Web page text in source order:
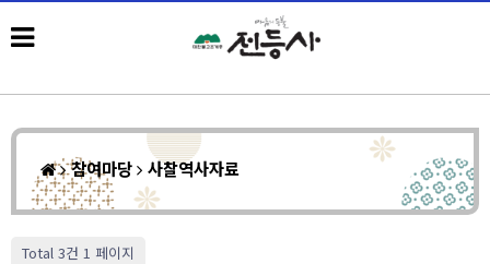
참여마당 사찰역사자료
Total 3건 1 페이지